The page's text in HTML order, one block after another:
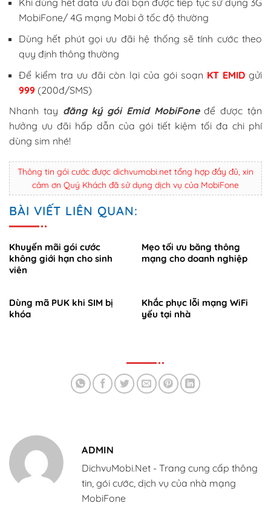
Khi dùng hết data ưu đãi bạn được tiếp tục sử dụng 3G
MobiFone/ 4G mạng Mobi ở tốc độ thường
Dùng hết phút gọi ưu đãi hệ thống sẽ tính cước theo
quy định thông thường
Để kiểm tra ưu đãi còn lại của gói soạn KT EMIDgửi
999 (200đ/SMS)
Nhanh tay đăng ký gói Emid MobiFoneđể được tận
hưởng ưu đãi hấp dẫn của gói tiết kiệm tối đa chi phí
dùng sim nhé!
Thông tin gói cước được dichvumobi.net tổng hợp đầy đủ, xin
cảm ơn Quý Khách đã sử dụng dịch vụ của MobiFone
BÀI VIẾT LIÊN QUAN:
Khuyến mãi gói cước
không giới hạn cho sinh
viên
Mẹo tối ưu băng thông
mạng cho doanh nghiệp
Dùng mã PUK khi SIM bị
khóa
Khắc phục lỗi mạng WiFi
yếu tại nhà
ADMIN
DichvuMobi.Net - Trang cung cấp thông
tin, gói cước, dịch vụ của nhà mạng
MobiFone